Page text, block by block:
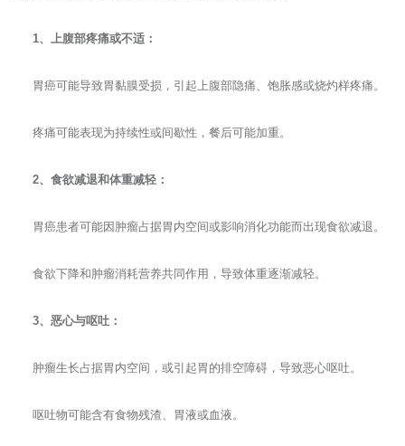
1、上腹部疼痛或不适：
胃癌可能导致胃黏膜受损，引起上腹部隐痛、饱胀感或烧灼样疼痛。
疼痛可能表现为持续性或间歇性，餐后可能加重。
2、食欲减退和体重减轻：
胃癌患者可能因肿瘤占据胃内空间或影响消化功能而出现食欲减退。
食欲下降和肿瘤消耗营养共同作用，导致体重逐渐减轻。
3、恶心与呕吐：
肿瘤生长占据胃内空间，或引起胃的排空障碍，导致恶心呕吐。
呕吐物可能含有食物残渣、胃液或血液。